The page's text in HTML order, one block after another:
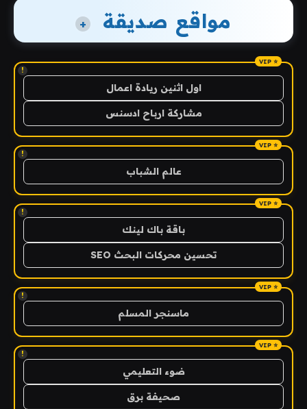
مواقع صديقة +
!
اول اثنين ريادة اعمال
مشاركة ارباح ادسنس
!
عالم الشباب
!
باقة باك لينك
تحسين محركات البحث SEO
!
ماسنجر المسلم
!
ضوء التعليمي
صحيفة برق